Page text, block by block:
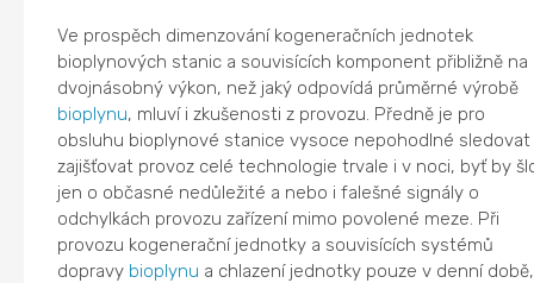
Ve prospěch dimenzování kogeneračních jednotek
bioplynových stanic a souvisících komponent přibližně na
dvojnásobný výkon, než jaký odpovídá průměrné výrobě
bioplynu, mluví i zkušenosti z provozu. Předně je pro
obsluhu bioplynové stanice vysoce nepohodlné sledovat
zajišťovat provoz celé technologie trvale i v noci, byť by
jen o občasné nedůležité a nebo i falešné signály o
odchylkách provozu zařízení mimo povolené meze. Při
provozu kogenerační jednotky a souvisících systémů
dopravy bioplynu a chlazení jednotky pouze v denní době,